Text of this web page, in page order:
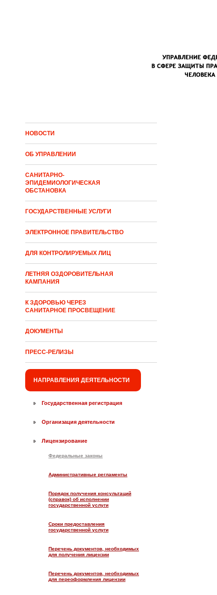
НОВОСТИ
ОБ УПРАВЛЕНИИ
САНИТАРНО-
ЭПИДЕМИОЛОГИЧЕСКАЯ
ОБСТАНОВКА
ГОСУДАРСТВЕННЫЕ УСЛУГИ
ЭЛЕКТРОННОЕ ПРАВИТЕЛЬСТВО
ДЛЯ КОНТРОЛИРУЕМЫХ ЛИЦ
ЛЕТНЯЯ ОЗДОРОВИТЕЛЬНАЯ
КАМПАНИЯ
К ЗДОРОВЬЮ ЧЕРЕЗ
САНИТАРНОЕ ПРОСВЕЩЕНИЕ
ДОКУМЕНТЫ
ПРЕСС-РЕЛИЗЫ
НАПРАВЛЕНИЯ ДЕЯТЕЛЬНОСТИ
Государственная регистрация
Организация деятельности
Лицензирование
Федеральные законы
Административные регламенты
Порядок получения консультаций
(справок) об исполнении
государственной услуги
Сроки предоставления
государственной услуги
Перечень документов, необходимых
для получения лицензии
Перечень документов, необходимых
для переоформления лицензии